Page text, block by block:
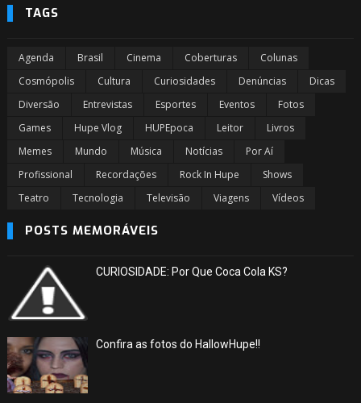
TAGS
Agenda Brasil Cinema Coberturas
Colunas
Cosmópolis
Cultura Curiosidades Denúncias
Dicas
Diversão
Entrevistas Esportes Eventos
Fotos
Games
Hupe Vlog HUPEpoca Leitor
Livros
Memes
Mundo Música Notícias
Por Aí
Profissional
Recordações Rock In Hupe
Shows
Teatro
Tecnologia Televisão Viagens Vídeos
POSTS MEMORÁVEIS
CURIOSIDADE: Por Que Coca Cola KS?
Confira as fotos do HallowHupe!!